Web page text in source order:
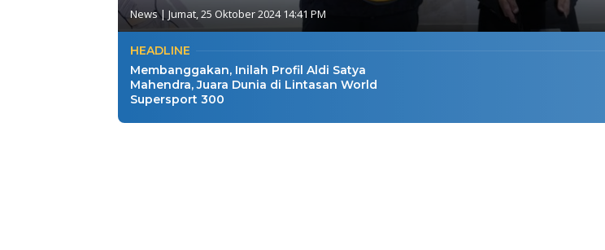
News| Jumat, 25 Oktober 2024 14:41 PM
HEADLINE
Membanggakan, Inilah Profil Aldi Satya
Mahendra, Juara Dunia di Lintasan World
Supersport 300